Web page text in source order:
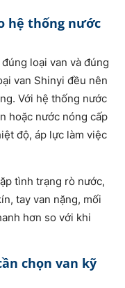
hệ thống nước
loại van và đúng
van Shinyi đều nên
Với hệ thống nước
hoặc nước nóng cấp
độ, áp lực làm việc
tình trạng rò nước,
tay van nặng, mối
hơn so với khi
chọn van kỹ